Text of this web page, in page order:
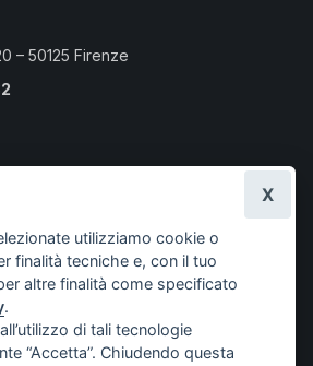
– 50125 Firenze
CLMOPD
utilizziamo cookie o
finalità tecniche e, con il tuo
altre finalità come specificato
.
di tali tecnologie
“Accetta”. Chiudendo questa
X